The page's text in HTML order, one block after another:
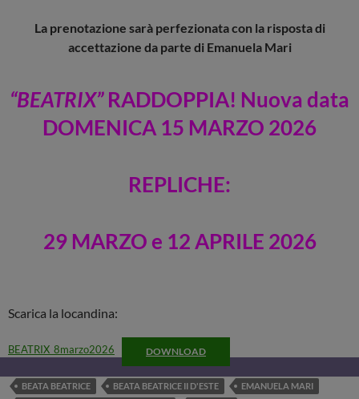
La prenotazione sarà perfezionata con la risposta di
accettazione da parte di Emanuela Mari
“BEATRIX”RADDOPPIA! Nuova data
DOMENICA 15 MARZO 2026
REPLICHE:
29 MARZO e 12 APRILE 2026
Scarica la locandina:
BEATRIX_8marzo2026 DOWNLOAD
BEATA BEATRICE BEATA BEATRICE II D'ESTE
EMANUELA MARI